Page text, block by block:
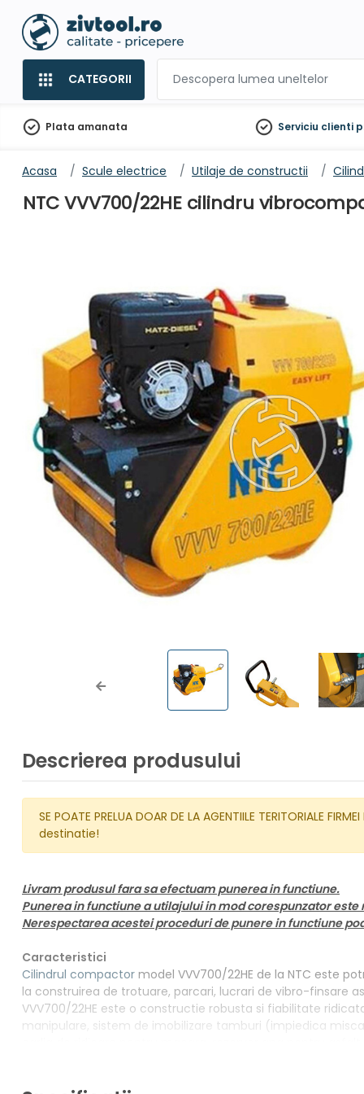
CATEGORII
Plata amanata Serviciu clienti
Acasa Scule electrice Utilaje de constructii
NTC VVV700/22HE cilindru
Previous
Descrierea produsului
SE POATE PRELUA DOAR DE LA AGENTIILE TERITORIALE
destinatie!
Livram produsul fara sa efectuam punerea in functiune.
Punerea in functiune a utilajului in mod corespunzator
Nerespectarea acestei proceduri de punere in functiune
Caracteristici
Cilindrul compactor model VVV700/22HE de la NTC este
la construirea de trotuare, parcari, lucrari de vibro-finsare
VVV700/22HE este o constructie robusta si fiabilitate
manipulare, sistem de imobilizare tamburi (impiedica